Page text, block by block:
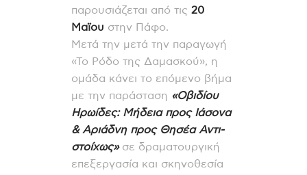
παρουσιάζεται από τις 20
Mαϊου στην Πάφο.
Μετά την μετά την παραγωγή
«Το Ρόδο της Δαμασκού», η
ομάδα κάνει το επόμενο βήμα
με την παράσταση «Οβιδίου
Ηρωίδες: Μήδεια προς Ιάσονα
& Αριάδνη προς Θησέα Αντι-
στοίχως»σε δραματουργική
επεξεργασία και σκηνοθεσία